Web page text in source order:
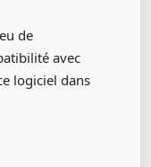
de
avec
logiciel dans